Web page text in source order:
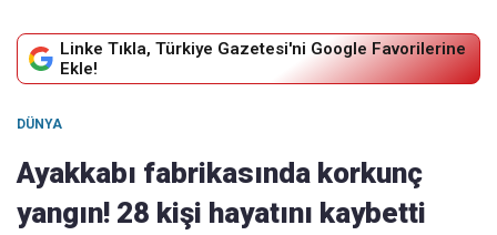
Linke Tıkla, Türkiye Gazetesi'ni Google Favorilerine
Ekle!
DÜNYA
Ayakkabı fabrikasında korkunç
yangın! 28 kişi hayatını kaybetti